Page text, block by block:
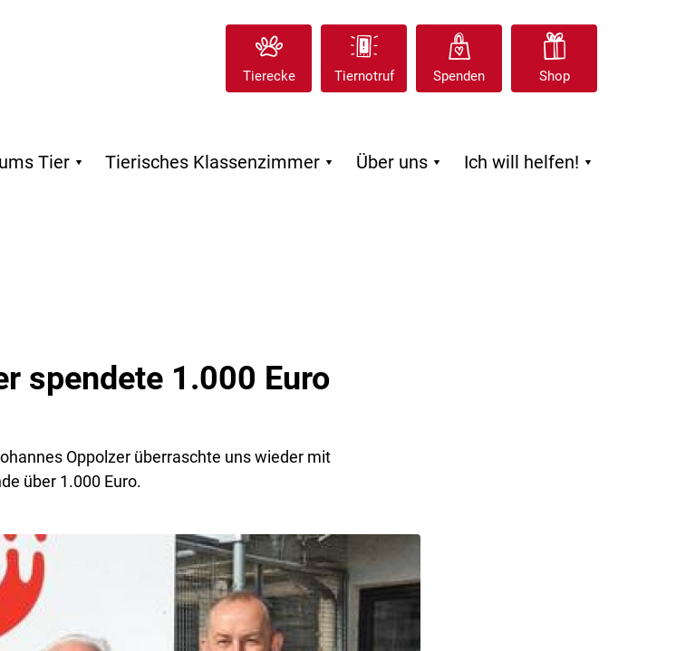
Tierecke Tiernotruf Spenden Shop
Tier Tierisches Klassenzimmer  Über uns  Ich will helfen! 
spendete 1.000 Euro
Oppolzer überraschte uns wieder mit
über 1.000 Euro.